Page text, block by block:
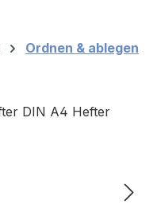
Ordnen & ablegen